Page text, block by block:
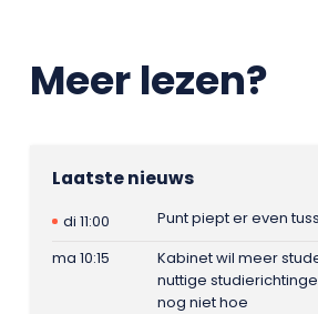
Meer lezen?
Laatste nieuws
di 11:00
Punt piept er even
ma 10:15
Kabinet wil meer
nuttige
nog niet hoe